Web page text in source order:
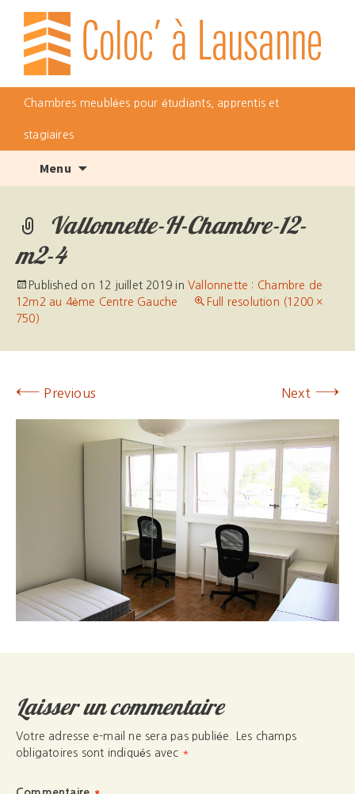
Chambres meublées pour étudiants, apprentis et
stagiaires
Menu
Vallonnette-H-Chambre-12-
m2-4
Published on 12 juillet 2019 in Vallonnette : Chambre de
12m2 au 4ème Centre Gauche
Full resolution (1200 ×
750)
← Previous Next →
Laisser un commentaire
Votre adresse e-mail ne sera pas publiée.
Les champs
obligatoires sont indiqués avec *